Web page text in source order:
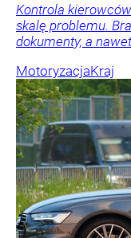
Kontrola
skalę problemu.
dokumenty, a
MotoryzacjaKraj